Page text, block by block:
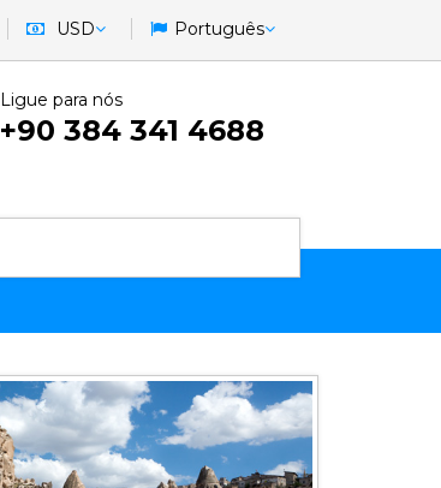
USD Português
Ligue para nós
+90 384 341 4688